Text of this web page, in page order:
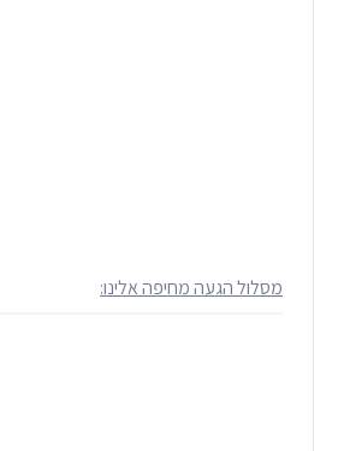
מסלול הגעה מחיפה אלינו: